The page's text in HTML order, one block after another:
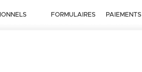
FORMULAIRES PAIEMENTS